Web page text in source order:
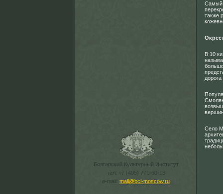
Болгарский Культурный Институт
тел. +7 (495) 771-60-18
e-mail: mail@bci-moscow.ru
Самый
также
В 10
Село